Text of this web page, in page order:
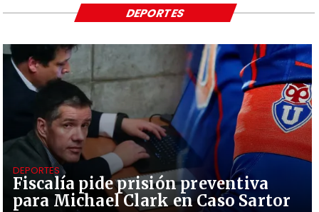
Fiscalía pide prisión preventiva
para Michael Clark en Caso Sartor
DEPORTES
DEPORTES